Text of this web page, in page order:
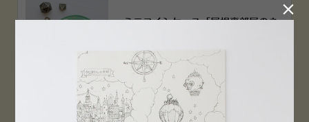
ミニコインケース「屋根裏部屋のネ
2023.01.21
横浜赤レンガ倉庫店 12月6日 O
